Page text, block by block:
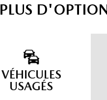
PLUS
VÉHICULES
USAGÉS